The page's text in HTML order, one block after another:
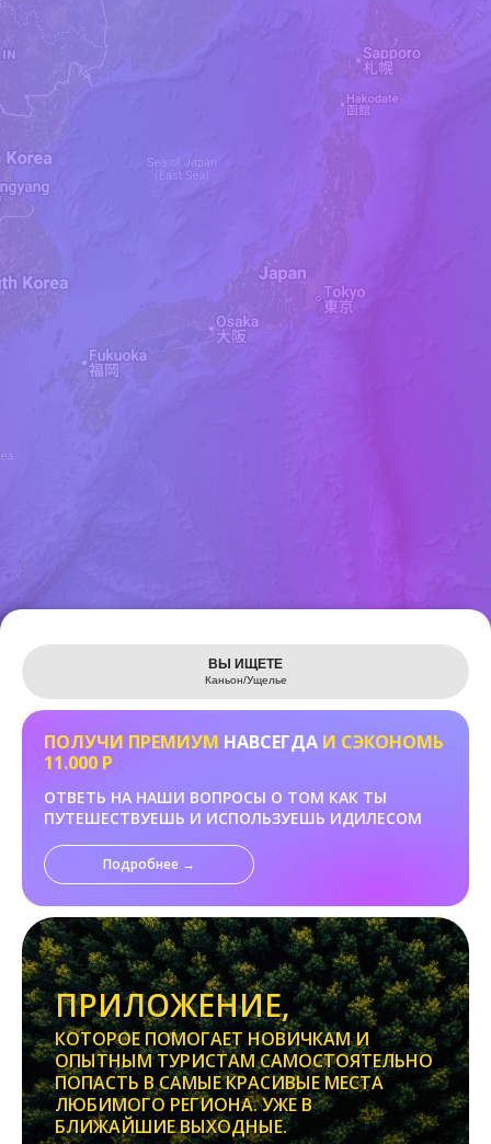
Leaflet
ВЫ ИЩЕТЕ
Каньон/Ущелье
ПОЛУЧИ ПРЕМИУМ НАВСЕГДА И СЭКОНОМЬ
11.000 Р
ОТВЕТЬ НА НАШИ ВОПРОСЫ О ТОМ КАК ТЫ
ПУТЕШЕСТВУЕШЬ И ИСПОЛЬЗУЕШЬ ИДИЛЕСОМ
Подробнее →
ПРИЛОЖЕНИЕ,
КОТОРОЕ ПОМОГАЕТ НОВИЧКАМ И
ОПЫТНЫМ ТУРИСТАМ САМОСТОЯТЕЛЬНО
ПОПАСТЬ В САМЫЕ КРАСИВЫЕ МЕСТА
ЛЮБИМОГО РЕГИОНА. УЖЕ В
БЛИЖАЙШИЕ ВЫХОДНЫЕ.